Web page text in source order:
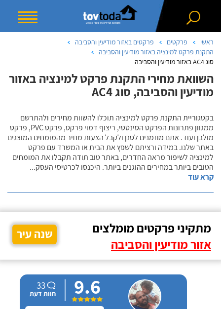
ראשי פרקטים
פרקטים באזור מודיעין והסביבה
התקנת פרקט למינציה באזור מודיעין והסביבה
סוג AC4 באזור מודיעין והסביבה
השוואת מחירי התקנת פרקט למינציה באזור
מודיעין והסביבה, סוג AC4
בקטגוריית התקנת פרקט למינציה תוכלו להשוות מחירים ולהתרשם
ממגוון פתרונות הפרקט הסינטטי, ריצוף דמוי פרקט, פרקט PVC, פרקט
מולבן ועוד. אתם מוזמנים לסנן ולקבל הצעות מחיר מהמומחים המוצגים
באתר שלנו. במידה ורציתם לשפץ את הבית או המשרד עם פרקט
למינציה לשיפור מראה החדרים, באתר טוב תודה תקבלו את המומחים
הטובים ביותר במחירים ההוגנים ביותר. היכנסו לכרטיסי העסק...
קרא עוד
מתקיני פרקטים מומלצים
אזור מודיעין והסביבה
שנה עיר
9.6
33
חוות דעת